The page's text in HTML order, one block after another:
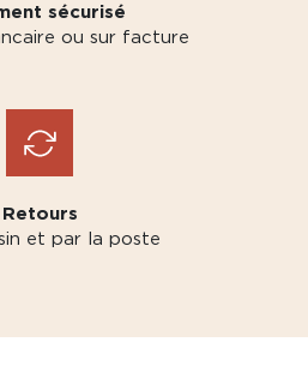
sécurisé
ou sur facture
Retours
et par la poste